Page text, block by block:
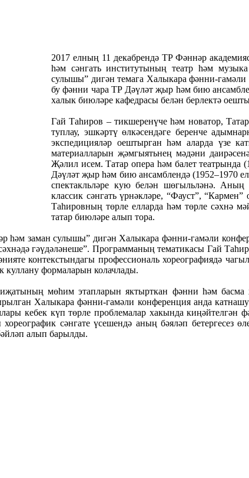
2017 елның 11 декабрендә ТР Фәннәр
һәм сәнгать институтының театр һәм
сулышы” дигән темага Халыкара фәнни-
бу фәнни чара ТР Дәүләт җыр һәм бию
халык биюләре кафедрасы белән берлектә
Гай Таһиров – тикшеренүче һәм новатор,
туплау, эшкәртү өлкәсендәге беренче
экспедицияләр оештырган һәм аларда үзе
материалларын җәмгыятьнең мәдәни
Җәлил исем. Татар опера һәм балет театрында
Дәүләт җыр һәм бию ансамблендә (1952–1970
спектакльләре кую белән шөгыльләнә.
классик сәнгать үрнәкләре, “Фауст”,
Таһировның төрле елларда һәм төрле сәхнә
татар биюләре алып тора.
һәм заман сулышы” дигән Халыкара фәнни-гамәли
гәүдәләнеше”. Программаның тематикасы Гай
контекстындагы профессиональ хореографиядә
куллану формаларын колачлады.
мөһим этапларын яктырткан фәнни һәм басма
Халыкара фәнни-гамәли конференция анда
кебек күп төрле проблемалар хакында
сәнгате үсешендә аның бәяләп бетергесез
алып барылды.